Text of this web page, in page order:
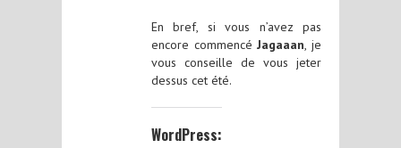
En bref, si vous n’avez pas
encore commencéJagaaan, je
vous conseille de vous jeter
dessus cet été.
WordPress: